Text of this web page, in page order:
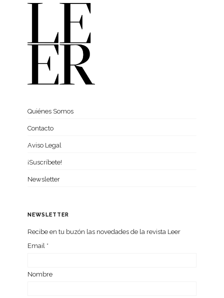
Quiénes Somos
Contacto
Aviso Legal
¡Suscríbete!
Newsletter
NEWSLETTER
Recibe en tu buzón las nove­da­des de la revista Leer
Email *
Nom­bre